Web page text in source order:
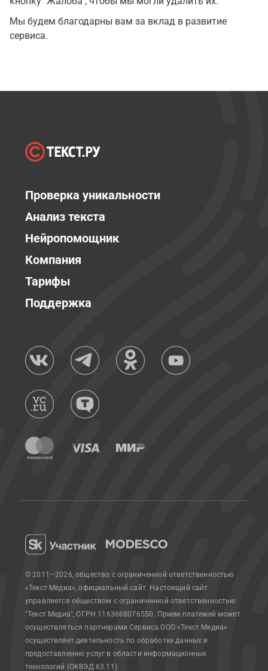
Мы будем благодарны вам за вклад в развитие
сервиса.
Проверка уникальности
Анализ текста
Нейропомощник
Компания
Тарифы
Поддержка
© 2011—2026, общество с ограниченной ответственностью
«Текст Медиа», официальный сайт. Настоящий сайт
управляется обществом с ограниченной ответственностью
"Текст Медиа", ОГРН 1163668076550. Прием платежей может
осуществляться партнерами Сервиса.ООО «Текст Медиа»
осуществляет деятельность по обработке данных и
предоставлению услуг в области информационных
технологий (ОКВЭД 63.11)